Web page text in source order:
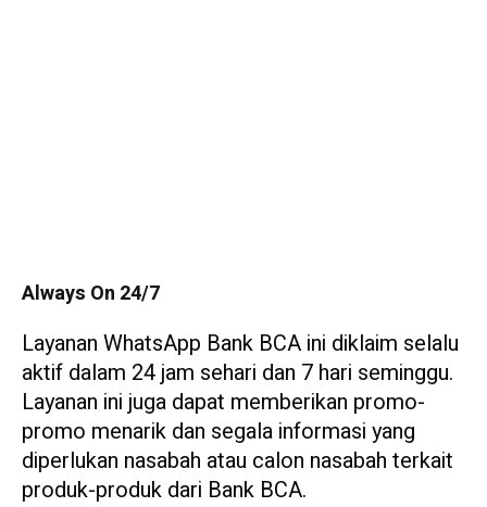
Always On 24/7
Layanan WhatsApp Bank BCA ini diklaim selalu
aktif dalam 24 jam sehari dan 7 hari seminggu.
Layanan ini juga dapat memberikan promo-
promo menarik dan segala informasi yang
diperlukan nasabah atau calon nasabah terkait
produk-produk dari Bank BCA.